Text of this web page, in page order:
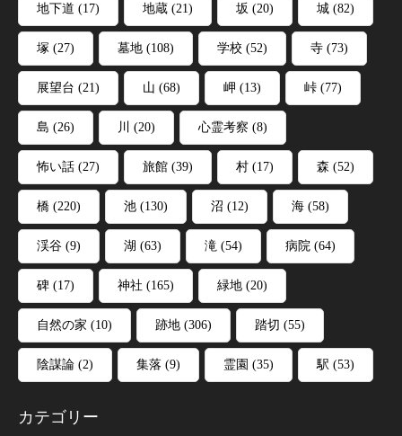
地下道 (17) 地蔵 (21) 坂 (20) 城 (82)
塚 (27) 墓地 (108) 学校 (52) 寺 (73)
展望台 (21) 山 (68) 岬 (13) 峠 (77)
島 (26) 川 (20) 心霊考察 (8)
怖い話 (27) 旅館 (39) 村 (17) 森 (52)
橋 (220) 池 (130) 沼 (12) 海 (58)
渓谷 (9) 湖 (63) 滝 (54) 病院 (64)
碑 (17) 神社 (165) 緑地 (20)
自然の家 (10) 跡地 (306) 踏切 (55)
陰謀論 (2) 集落 (9) 霊園 (35) 駅 (53)
カテゴリー